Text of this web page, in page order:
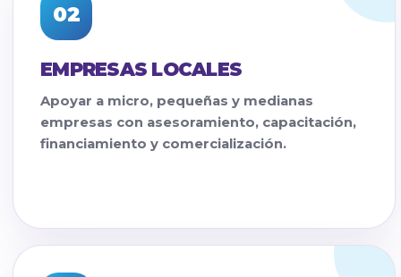
02
EMPRESAS LOCALES
Apoyar a micro, pequeñas y medianas
empresas con asesoramiento, capacitación,
financiamiento y comercialización.